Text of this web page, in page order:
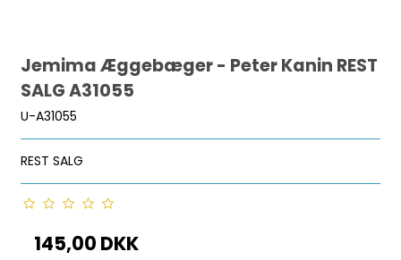
Jemima Æggebæger - Peter Kanin REST
SALG A31055
U-A31055
REST SALG
145,00 DKK